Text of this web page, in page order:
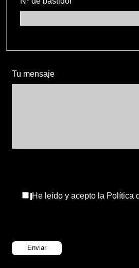
Tu mensaje
He leído y acepto la Política